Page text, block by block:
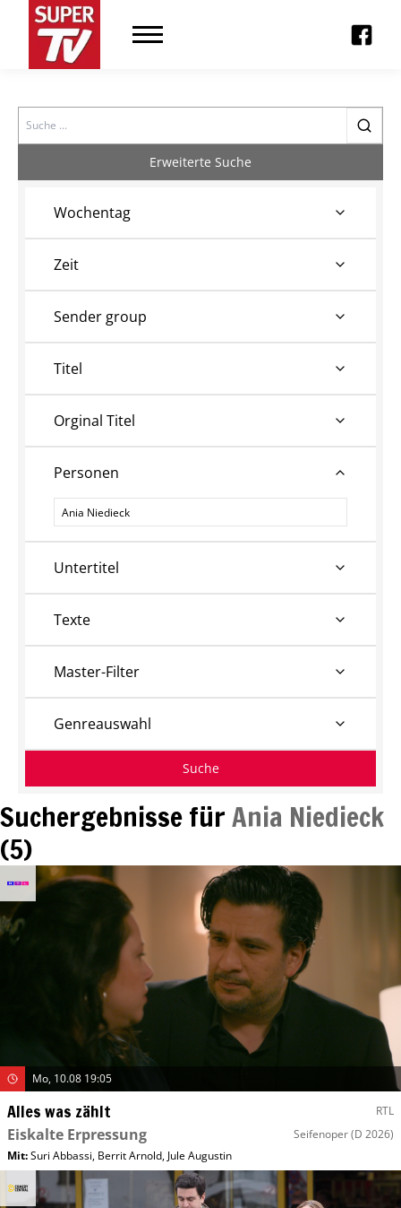
Search
Suchergebnisse fürAnia Niedieck
(5)
Mo, 10.08 19:05
Alles was zählt RTL
Eiskalte Erpressung Seifenoper(D 2026)
Mit:Suri Abbassi, Berrit Arnold, Jule Augustin
Erweiterte Suche
Wochentag
Zeit
Sender group
Titel
Orginal Titel
Personen
Personen
Untertitel
Texte
Master-Filter
Genreauswahl
Suche